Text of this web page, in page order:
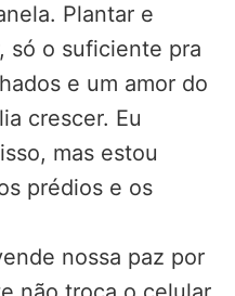
Plantar e
só o suficiente pra
e um amor do
crescer. Eu
mas estou
prédios e os
nossa paz por